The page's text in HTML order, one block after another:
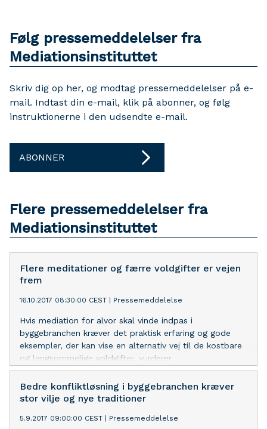
Følg pressemeddelelser fra
Mediationsinstituttet
Skriv dig op her, og modtag pressemeddelelser på e-
mail. Indtast din e-mail, klik på abonner, og følg
instruktionerne i den udsendte e-mail.
ABONNER
Flere pressemeddelelser fra
Mediationsinstituttet
Flere meditationer og færre voldgifter er vejen
frem
16.10.2017 08:30:00 CEST Pressemeddelelse
Hvis mediation for alvor skal vinde indpas i
byggebranchen kræver det praktisk erfaring og gode
eksempler, der kan vise en alternativ vej til de kostbare
og langsommelige voldgifter, vurderer
Mediationsinstituttet i afsluttende rapport.
Bedre konfliktløsning i byggebranchen kræver
stor vilje og nye traditioner
5.9.2017 09:00:00 CEST Pressemeddelelse